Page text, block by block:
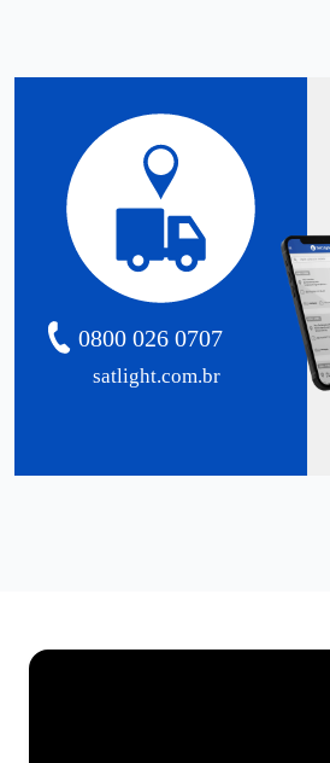
satlight.com.br
0800 026 0707